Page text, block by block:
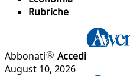
Rubriche
Abbonati
Accedi
August 10, 2026